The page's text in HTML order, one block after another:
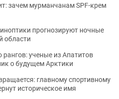
зачем мурманчанам SPF-крем
прогнозируют ночные
области
ученые из Апатитов
о будущем Арктики
главному спортивному
историческое имя